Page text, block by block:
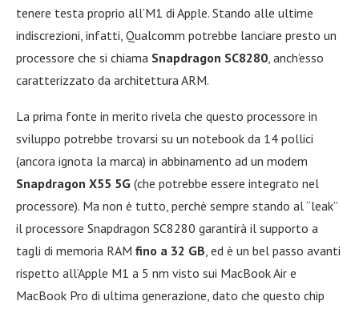
tenere testa proprio all’M1 di Apple. Stando alle ultime
indiscrezioni, infatti, Qualcomm potrebbe lanciare presto un
processore che si chiama Snapdragon SC8280, anch’esso
caratterizzato da architettura ARM.
La prima fonte in merito rivela che questo processore in
sviluppo potrebbe trovarsi su un notebook da 14 pollici
(ancora ignota la marca) in abbinamento ad un modem
Snapdragon X55 5G (che potrebbe essere integrato nel
processore). Ma non è tutto, perchè sempre stando al “leak”
il processore Snapdragon SC8280 garantirà il supporto a
tagli di memoria RAM fino a 32 GB, ed è un bel passo avanti
rispetto all’Apple M1 a 5 nm visto sui MacBook Air e
MacBook Pro di ultima generazione, dato che questo chip